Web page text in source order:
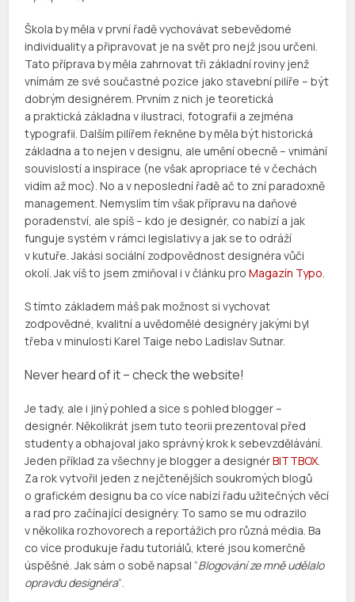
Škola by měla v první řadě vychovávat sebevědomé
individuality a připravovat je na svět pro nejž jsou určeni.
Tato příprava by měla zahrnovat tři základní roviny jenž
vnímám ze své součastné pozice jako stavební pilíře – být
dobrým designérem. Prvním z nich je teoretická
a praktická základna v ilustraci, fotografii a zejména
typografii. Dalším pilířem řekněne by měla být historická
základna a to nejen v designu, ale umění obecně – vnimání
souvislostí a inspirace (ne však apropriace té v čechách
vidím až moc). No a v neposlední řadě ač to zní paradoxně
management. Nemyslím tím však přípravu na daňové
poradenství, ale spíš – kdo je designér, co nabízí a jak
funguje systém v rámci legislativy a jak se to odráží
v kutuře. Jakási sociální zodpovědnost designéra vůči
okolí. Jak víš to jsem zmiňoval i v článku proMagazín Typo
S tímto základem máš pak možnost si vychovat
zodpovědné, kvalitní a uvědomělé designéry jakými byl
třeba v minulosti Karel Taige nebo Ladislav Sutnar.
Never heard of it – check the website!
Je tady, ale i jiný pohled a sice s pohled blogger –
designér. Několikrát jsem tuto teorii prezentoval před
studenty a obhajoval jako správný krok k sebevzdělávání.
Jeden příklad za všechny je blogger a designérBITTBOX
Za rok vytvořil jeden z nejčtenějších soukromých blogů
o grafickém designu ba co více nabízí řadu užitečných věcí
a rad pro začínající designéry. To samo se mu odrazilo
v několika rozhovorech a reportážich pro různá média. Ba
co více produkuje řadu tutoriálů, které jsou komerčně
úspěšné. Jak sám o sobě napsal “Blogování ze mně udělalo
opravdu designéra“.